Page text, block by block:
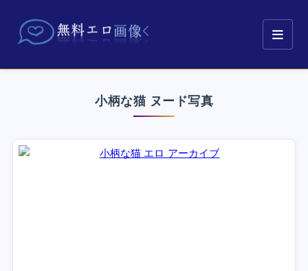
小柄な猫 ヌード写真